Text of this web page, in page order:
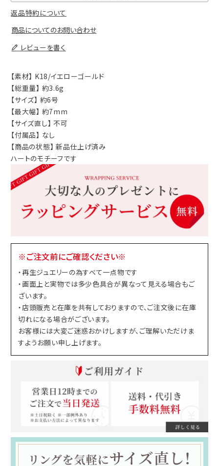
返品特約について
商品についてのお問い合わせ
レビューを書く
【素材】 K18/イエローゴールド
【総重量】 約3.6g
【サイズ】 約6号
【最大幅】 約7mm
【サイズ直し】 不可
【付属品】 なし
【商品の状態】 新品仕上げ済み
ハートのモチーフです
※ご注文前にご確認ください※
・再生ジュエリーの為すべて一点物です
・画面上と実物では多少色具合が異なって見える場合もご
ざいます。
・店頭販売と在庫を共有しておりますので、ご注文後に在庫
切れになる場合がございます。
お客様には大変ご迷惑おかけしますが、ご理解いただけま
すようお願い申し上げます。